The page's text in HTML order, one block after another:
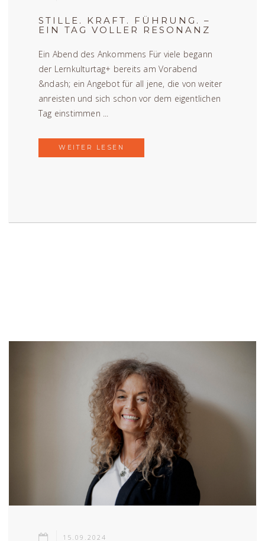
STILLE. KRAFT. FÜHRUNG. –
EIN TAG VOLLER RESONANZ
Ein Abend des Ankommens Für viele begann
der Lernkulturtag+ bereits am Vorabend
&ndash; ein Angebot für all jene, die von weiter
anreisten und sich schon vor dem eigentlichen
Tag einstimmen ...
WEITER LESEN
15.09.2024